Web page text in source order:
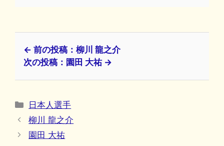
← 前の投稿：柳川 龍之介
次の投稿：園田 大祐 →
カ
テ
リ
日本人選手
柳川 龍之介
園田 大祐